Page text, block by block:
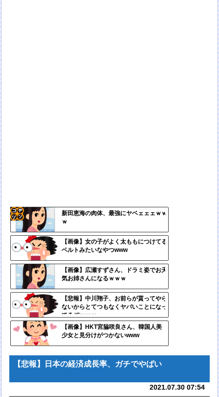
新田恵海の肉体、最強にヤベェェェｗｗ
ｗ
【画像】女の子がよく太ももにつけてる
ベルトみたいなやつwww
【画像】広瀬すずさん、ドラミ姿でお天
気お姉さんになるｗｗｗ
【悲報】中川翔子、お前らが貰ってやら
ないからとてつもなくヤバいことになっ
てるぞｗｗｗ
【画像】HKT宮脇咲良さん、韓国人美
少女と見分けがつかないwww
コテ
定リ
ンク
更新
ツー
【悲報】日本の経済成長率、ガチでやばい
2021.07.30 07:54